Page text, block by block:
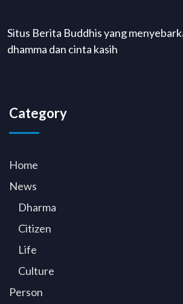
Situs Berita Buddhis yang
dhamma dan cinta kasih
Category
Home
News
Dharma
Citizen
Life
Culture
Person